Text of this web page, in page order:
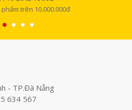
trên 10.000.000đ
- TP.Đà Nẵng
634 567